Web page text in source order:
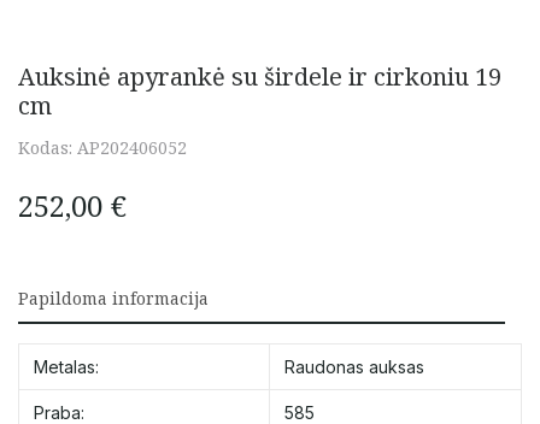
Auksinė apyrankė su širdele ir cirkoniu 19
cm
Kodas: AP202406052
252,00 €
Papildoma informacija
Metalas: Raudonas auksas
Praba: 585